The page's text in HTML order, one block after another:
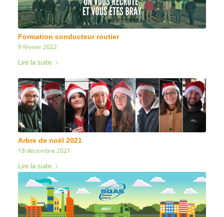
Formation conducteur routier
9 février 2022
Lire la suite
Arbre de noël 2021
18 décembre 2021
Lire la suite